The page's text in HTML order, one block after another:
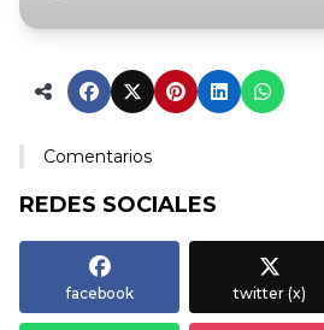
Comentarios
REDES SOCIALES
facebook twitter (x)